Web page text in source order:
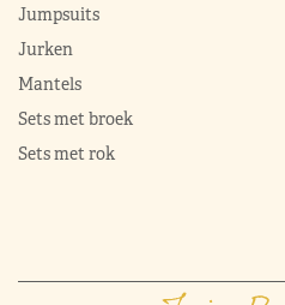
Jumpsuits
Jurken
Mantels
Sets met broek
Sets met rok